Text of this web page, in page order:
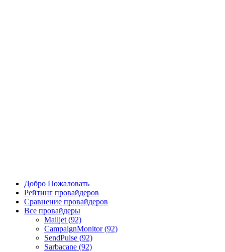
Добро Пожаловать
Рейтинг провайдеров
Сравнение провайдеров
Все провайдеры
Mailjet (92)
CampaignMonitor (92)
SendPulse (92)
Sarbacane (92)